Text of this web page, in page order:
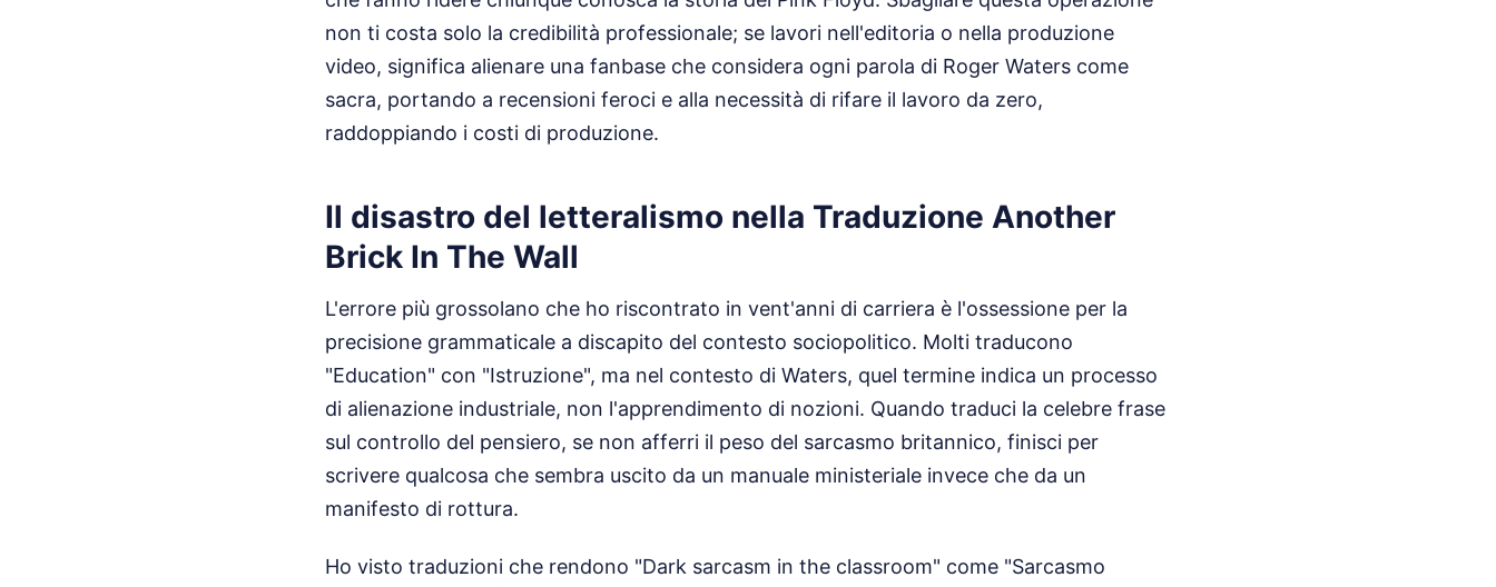
non ti costa solo la credibilità professionale; se lavori nell'editoria o nella produzione
video, significa alienare una fanbase che considera ogni parola di Roger Waters come
sacra, portando a recensioni feroci e alla necessità di rifare il lavoro da zero,
raddoppiando i costi di produzione.
Il disastro del letteralismo nella Traduzione Another
Brick In The Wall
L'errore più grossolano che ho riscontrato in vent'anni di carriera è l'ossessione per la
precisione grammaticale a discapito del contesto sociopolitico. Molti traducono
"Education" con "Istruzione", ma nel contesto di Waters, quel termine indica un processo
di alienazione industriale, non l'apprendimento di nozioni. Quando traduci la celebre frase
sul controllo del pensiero, se non afferri il peso del sarcasmo britannico, finisci per
scrivere qualcosa che sembra uscito da un manuale ministeriale invece che da un
manifesto di rottura.
Ho visto traduzioni che rendono "Dark sarcasm in the classroom" come "Sarcasmo